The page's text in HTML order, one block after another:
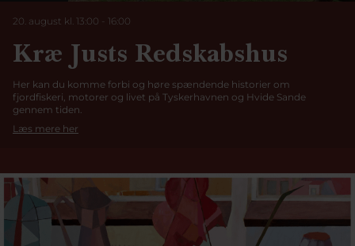
20. august kl. 13:00 - 16:00
Kræ Justs Redskabshus
Her kan du komme forbi og høre spændende historier om
fjordfiskeri, motorer og livet på Tyskerhavnen og Hvide Sande
gennem tiden.
Læs mere her